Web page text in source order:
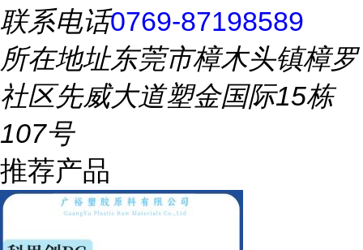
联系电话0769-87198589
所在地址东莞市樟木头镇樟罗
社区先威大道塑金国际15栋
107号
推荐产品